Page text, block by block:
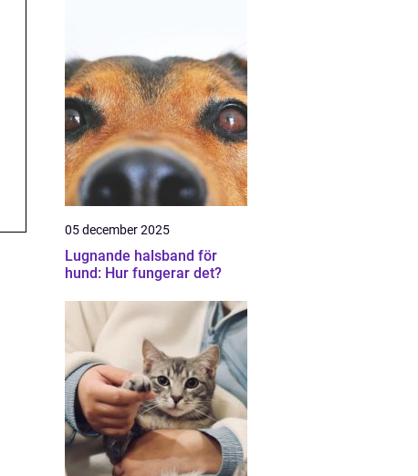
05 december 2025
Lugnande halsband för
hund: Hur fungerar det?